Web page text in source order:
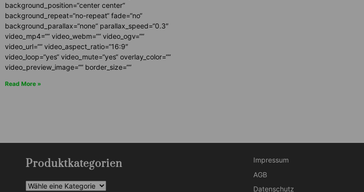
background_position=“center center“
background_repeat=“no-repeat“ fade=“no“
background_parallax=“none“ parallax_speed=“0.3″
video_mp4=““ video_webm=““ video_ogv=““
video_url=““ video_aspect_ratio=“16:9″
video_loop=“yes“ video_mute=“yes“ overlay_color=““
video_preview_image=““ border_size=““
Read More »
Produktkategorien
Impressum
AGB
Datenschutz